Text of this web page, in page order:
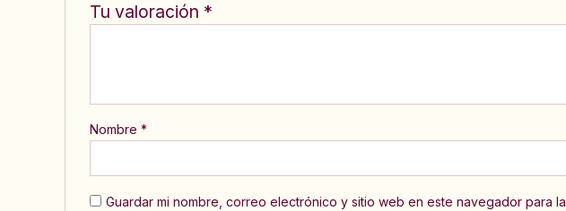
Tu valoración *
Nombre *
Guardar mi nombre, correo electrónico y sitio web en este navegador para